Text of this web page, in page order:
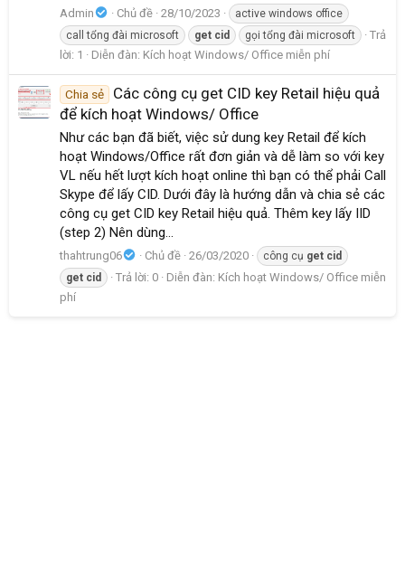
Admin Chủ đề 28/10/2023
active windows office
call tổng đài microsoft
get cid gọi tổng đài microsoft
Trả
lời: 1
Diễn đàn: Kích hoạt Windows/ Office miễn phí
Chia sẻ
Các công cụ get CID key Retail hiệu quả
để kích hoạt Windows/ Office
Như các bạn đã biết, việc sử dung key Retail để kích
hoạt Windows/Office rất đơn giản và dễ làm so với key
VL nếu hết lượt kích hoạt online thì bạn có thể phải Call
Skype để lấy CID. Dưới đây là hướng dẫn và chia sẻ các
công cụ get CID key Retail hiệu quả. Thêm key lấy IID
(step 2) Nên dùng...
thahtrung06 Chủ đề 26/03/2020 công cụ get cid
get cid Trả lời: 0 Diễn đàn: Kích hoạt Windows/ Office miễn
phí